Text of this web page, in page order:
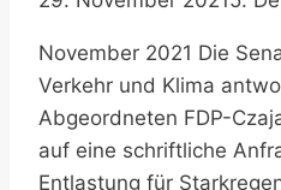
November 2021 Die
Verkehr und Klima
Abgeordneten FDP-
auf eine schriftliche
Entlastung für